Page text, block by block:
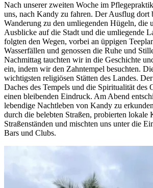
Nach unserer zweiten Woche im
uns, nach Kandy zu fahren. Der Ausflug dort
Wanderung zu den umliegenden Hügeln, die
Ausblicke auf die Stadt und die umliegende
folgten den Wegen, vorbei an üppigen
Wasserfällen und genossen die Ruhe und
Nachmittag tauchten wir in die Geschichte
ein, indem wir den Zahntempel besuchten.
wichtigsten religiösen Stätten des Landes.
Daches des Tempels und die Spiritualität des
einen bleibenden Eindruck. Am Abend
lebendige Nachtleben von Kandy zu
durch die belebten Straßen, probierten lokale
Straßenständen und mischten uns unter die
Bars und Clubs.